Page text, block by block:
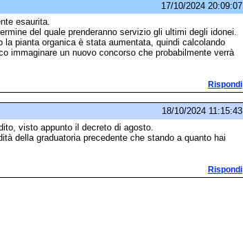
17/10/2024 20:09:07
esaurita.
del quale prenderanno servizio gli ultimi degli idonei.
la pianta organica è stata aumentata, quindi calcolando
immaginare un nuovo concorso che probabilmente verrà
Rispondi
18/10/2024 11:15:43
visto appunto il decreto di agosto.
della graduatoria precedente che stando a quanto hai
Rispondi